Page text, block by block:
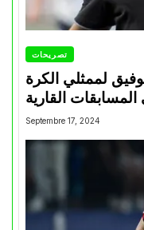
تصريحات
لممثلي الكرة
Septembre 17, 2024